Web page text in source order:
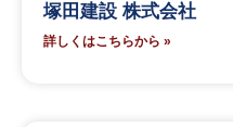
塚田建設 株式会社
詳しくはこちらから »